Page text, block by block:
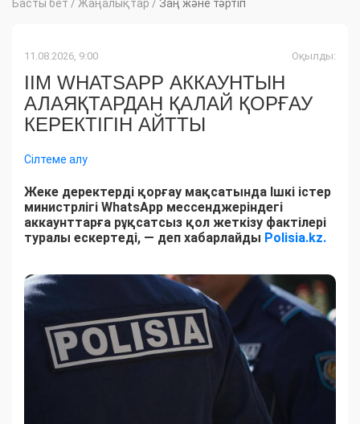
Басты бет / Жаңалықтар / Заң және тәртіп
11.08.2026, 9:00 Оқылды:
ІІМ WHATSAPP АККАУНТЫН
АЛАЯҚТАРДАН ҚАЛАЙ ҚОРҒАУ
КЕРЕКТІГІН АЙТТЫ
Сілтеме алу
Жеке деректерді қорғау мақсатында Ішкі істер
министрлігі WhatsApp мессенджеріндегі
аккаунттарға рұқсатсыз қол жеткізу фактілері
туралы ескертеді, — деп хабарлайды Polisia.kz.